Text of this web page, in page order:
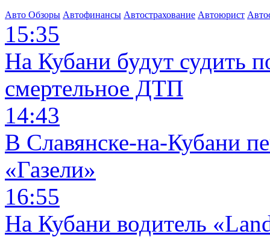
Авто Обзоры Автофинансы Автострахование Автоюрист
15:35
На Кубани будут судить
смертельное ДТП
14:43
В Славянске-на-Кубани
«Газели»
16:55
На Кубани водитель